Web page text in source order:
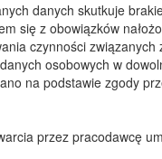
danych skutkuje
się z obowiązków
czynności
osobowych w
na podstawie zgody
przez pracodawcę